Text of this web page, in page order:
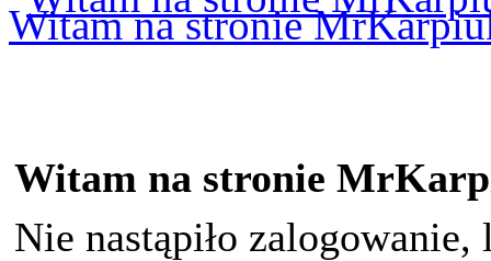
Witam na stronie
Witam na stronie
Nie nastąpiło